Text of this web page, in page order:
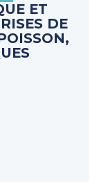
ET
DE